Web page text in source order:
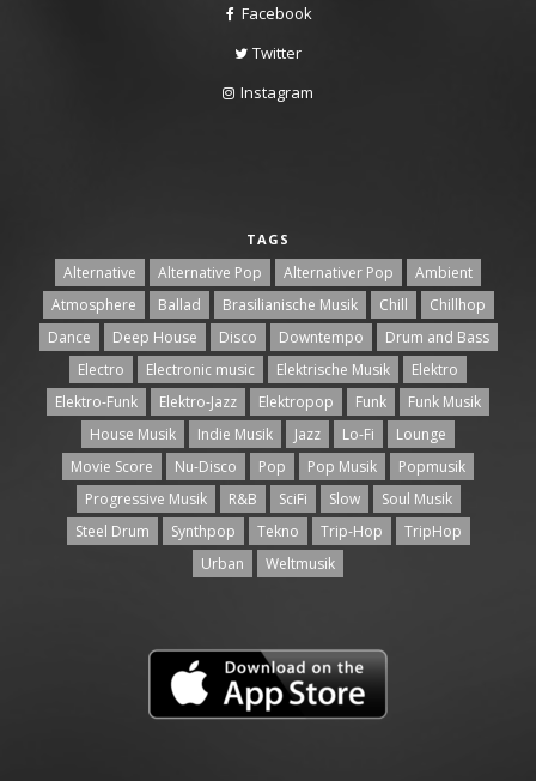
Facebook
Twitter
Instagram
TAGS
Alternative Alternative Pop Alternativer Pop
Ambient
Atmosphere
Ballad Brasilianische Musik Chill
Chillhop
Dance
Deep House Disco Downtempo
Drum and Bass
Electro
Electronic music Elektrische Musik
Elektro
Elektro-Funk
Elektro-Jazz Elektropop Funk
Funk Musik
House Musik
Indie Musik Jazz Lo-Fi
Lounge
Movie Score
Nu-Disco Pop Pop Musik
Popmusik
Progressive Musik
R&B SciFi Slow
Soul Musik
Steel Drum
Synthpop Tekno Trip-Hop
TripHop
Urban
Weltmusik